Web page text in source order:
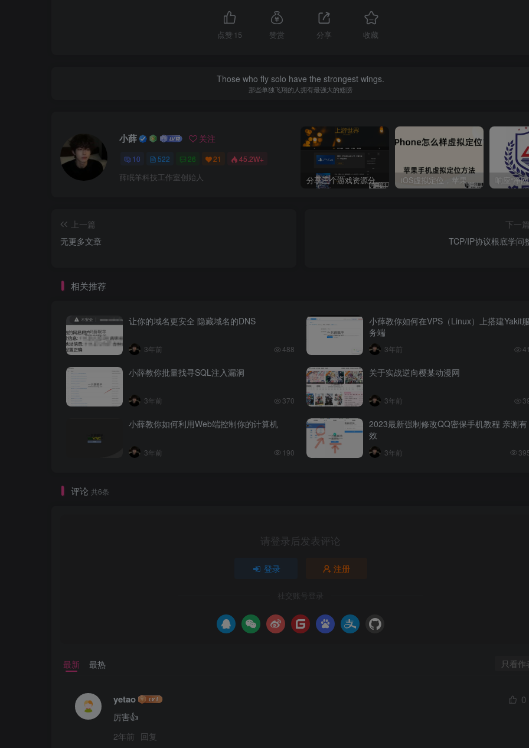
点赞 15 赞赏 分享 收藏
Those who fly solo have the strongest wings.
那些单独飞翔的人拥有最强大的翅膀
小薛 关注
10 522 26 21 45.2W+
薛眠羊科技工作室创始人 分享三个游戏资源分享的网站，包含Switch游戏、PS4游戏、Steam的单机游戏 iOS虚拟定位，苹果手机如何进行虚拟定位？附四种方法教程
上一篇
无更多文章
下一
TCP/IP协议根底学问
相关推荐
让你的域名更安全 隐藏域名的DNS
3年前 488
小薛教你如何在VPS（Linux）上搭建Yakit
务端
3年前
小薛教你批量找寻SQL注入漏洞
3年前 370
关于实战逆向樱某动漫网
3年前
小薛教你如何利用Web端控制你的计算机
3年前 190
2023最新强制修改QQ密保手机教程 亲测有
效
3年前
评论 共6条
请登录后发表评论
登录 注册
社交账号登录
最新 最热 只看作
yetao 0
厉害👍
2年前 回复